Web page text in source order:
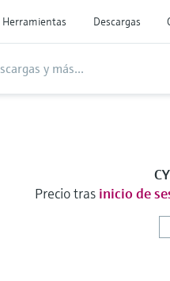
Herramientas Descargas
Precio tras inicio de